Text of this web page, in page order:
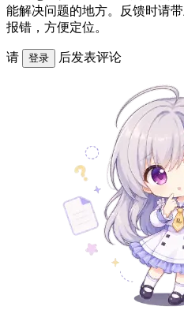
能解决问题的地方。反馈时请
报错，方便定位。
请 登录 后发表评论